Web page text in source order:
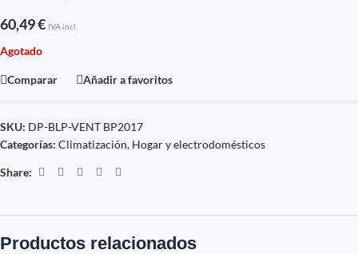
60,49€ IVA incl.
Agotado
Comparar Añadir a favoritos
SKU: DP-BLP-VENT BP2017
Categorías: Climatización, Hogar y electrodomésticos
Share:
Productos relacionados